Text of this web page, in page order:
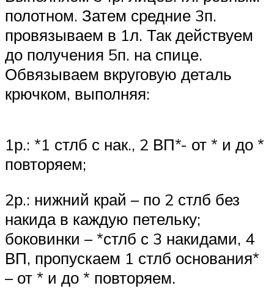
полотном. Затем средние 3п.
провязываем в 1л. Так действуем
до получения 5п. на спице.
Обвязываем вкруговую деталь
крючком, выполняя:
1р.: *1 стлб с нак., 2 ВП*- от * и до *
повторяем;
2р.: нижний край – по 2 стлб без
накида в каждую петельку;
боковинки – *стлб с 3 накидами, 4
ВП, пропускаем 1 стлб основания*
– от * и до * повторяем.